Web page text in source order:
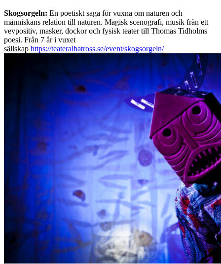
Skogsorgeln: En poetiskt saga för vuxna om naturen och
människans relation till naturen. Magisk scenografi, musik från ett
vevpositiv, masker, dockor och fysisk teater till Thomas Tidholms
poesi. Från 7 år i vuxet
sällskap https://teateralbatross.se/event/skogsorgeln/